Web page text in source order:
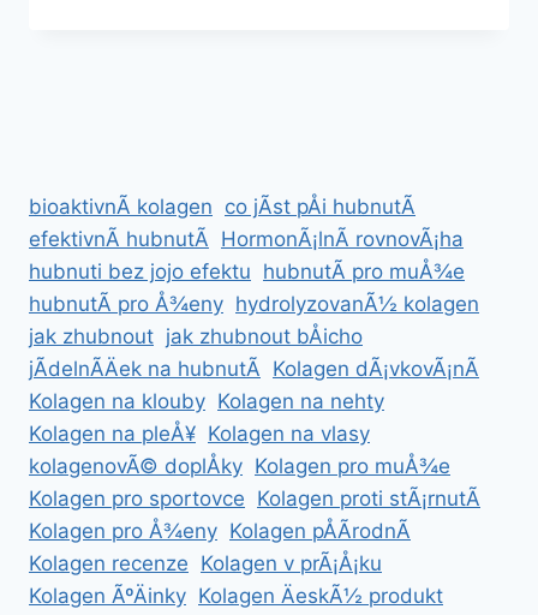
bioaktivnÃ­ kolagen co jÃ­st pÅi hubnutÃ­
efektivnÃ­ hubnutÃ­ HormonÃ¡lnÃ­ rovnovÃ¡ha
hubnuti bez jojo efektu hubnutÃ­ pro muÅ¾e
hubnutÃ­ pro Å¾eny hydrolyzovanÃ½ kolagen
jak zhubnout jak zhubnout bÅicho
jÃ­delnÃ­Äek na hubnutÃ­ Kolagen dÃ¡vkovÃ¡nÃ­
Kolagen na klouby Kolagen na nehty
Kolagen na pleÅ¥ Kolagen na vlasy
kolagenovÃ© doplÅky Kolagen pro muÅ¾e
Kolagen pro sportovce Kolagen proti stÃ¡rnutÃ­
Kolagen pro Å¾eny Kolagen pÅÃ­rodnÃ­
Kolagen recenze Kolagen v prÃ¡Å¡ku
Kolagen ÃºÄinky Kolagen ÄeskÃ½ produkt